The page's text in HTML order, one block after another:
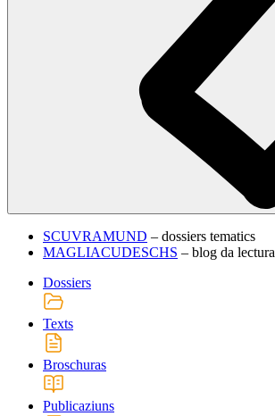
SCUVRAMUND – dossiers tematics
MAGLIACUDESCHS – blog da lectura
Dossiers
Texts
Broschuras
Publicaziuns